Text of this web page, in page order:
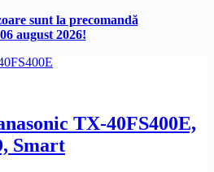
sunt la precomandă
august 2026!
TX-40FS400E,
Smart